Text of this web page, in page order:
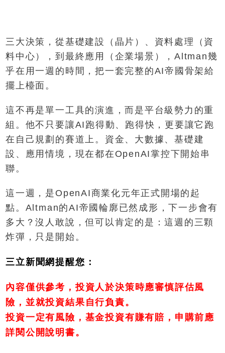
三大決策，從基礎建設（晶片）、資料處理（資
料中心），到最終應用（企業場景），Altman幾
乎在用一週的時間，把一套完整的AI帝國骨架給
擺上檯面。
這不再是單一工具的演進，而是平台級勢力的重
組。他不只要讓AI跑得動、跑得快，更要讓它跑
在自己規劃的賽道上。資金、大數據、基礎建
設、應用情境，現在都在OpenAI掌控下開始串
聯。
這一週，是OpenAI商業化元年正式開場的起
點。Altman的AI帝國輪廓已然成形，下一步會有
多大？沒人敢說，但可以肯定的是：這週的三顆
炸彈，只是開始。
三立新聞網提醒您：
內容僅供參考，投資人於決策時應審慎評估風
險，並就投資結果自行負責。
投資一定有風險，基金投資有賺有賠，申購前應
詳閱公開說明書。